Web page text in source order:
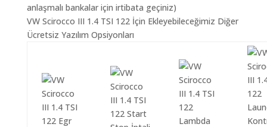
anlaşmalı bankalar için irtibata geçiniz)
VW Scirocco III 1.4 TSI 122 İçin Ekleyebileceğimiz Diğer
Ücretsiz Yazılım Opsiyonları